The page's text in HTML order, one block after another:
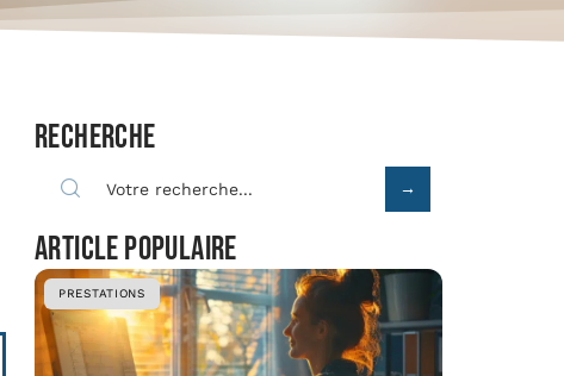
Recherche
Article populaire
PRESTATIONS